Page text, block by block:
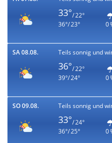
33°/ 22°
36°/ 23°
0
SA 08.08. Teils sonnig und
36°/ 22°
39°/ 24°
0
SO 09.08. Teils sonnig und
33°/ 24°
36°/ 25°
0